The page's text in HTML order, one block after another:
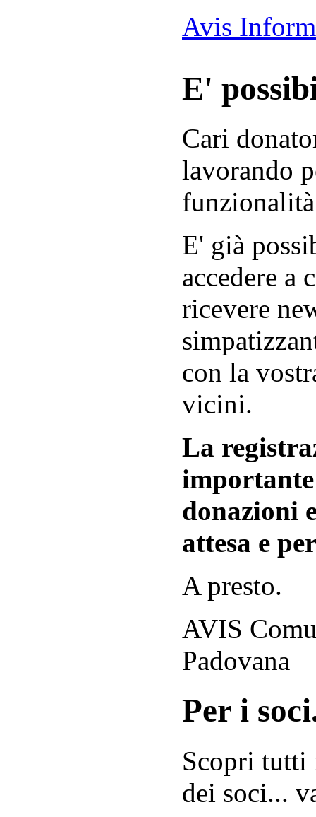
Avis
E'
Cari
lavorando
E' già
accedere a
ricevere
con la
vicini.
La
donazioni
attesa e
A presto.
AVIS
Padovana
Per i
Scopri tutti
dei soci...